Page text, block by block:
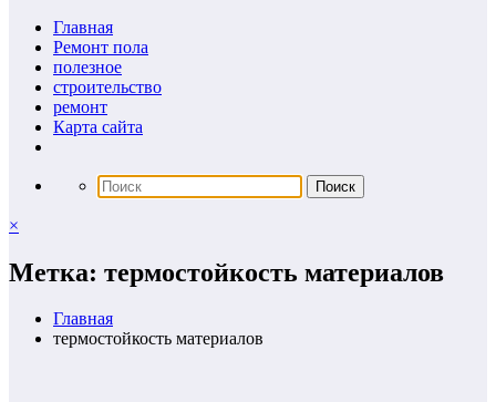
Главная
Ремонт пола
полезное
строительство
ремонт
Карта сайта
×
Метка: термостойкость материалов
Главная
термостойкость материалов